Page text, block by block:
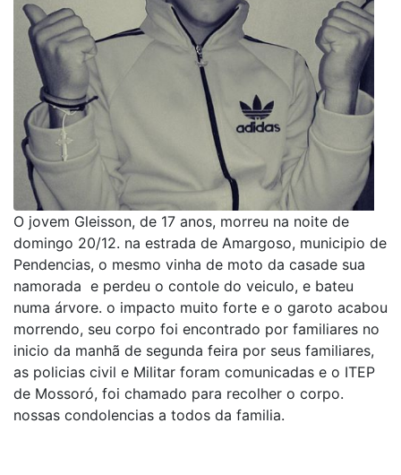
O jovem Gleisson, de 17 anos, morreu na noite de
domingo 20/12. na estrada de Amargoso, municipio de
Pendencias, o mesmo vinha de moto da casade sua
namorada e perdeu o contole do veiculo, e bateu
numa árvore. o impacto muito forte e o garoto acabou
morrendo, seu corpo foi encontrado por familiares no
inicio da manhã de segunda feira por seus familiares,
as policias civil e Militar foram comunicadas e o ITEP
de Mossoró, foi chamado para recolher o corpo.
nossas condolencias a todos da familia.